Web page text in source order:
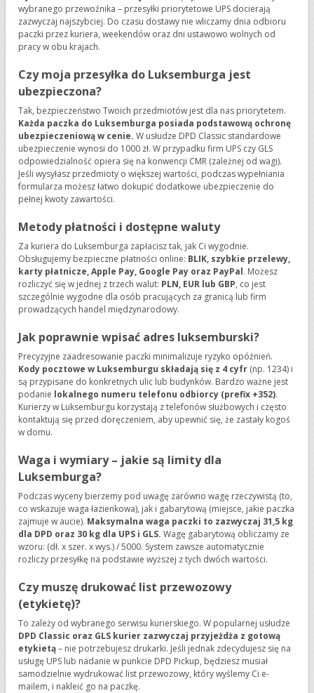
wybranego przewoźnika – przesyłki priorytetowe UPS docierają
zazwyczaj najszybciej. Do czasu dostawy nie wliczamy dnia odbioru
paczki przez kuriera, weekendów oraz dni ustawowo wolnych od
pracy w obu krajach.
Czy moja przesyłka do Luksemburga jest
ubezpieczona?
Tak, bezpieczeństwo Twoich przedmiotów jest dla nas priorytetem.
Każda paczka do Luksemburga posiada podstawową ochronę
ubezpieczeniową w cenie. W usłudze DPD Classic standardowe
ubezpieczenie wynosi do 1000 zł. W przypadku firm UPS czy GLS
odpowiedzialność opiera się na konwencji CMR (zależnej od wagi).
Jeśli wysyłasz przedmioty o większej wartości, podczas wypełniania
formularza możesz łatwo dokupić dodatkowe ubezpieczenie do
pełnej kwoty zawartości.
Metody płatności i dostępne waluty
Za kuriera do Luksemburga zapłacisz tak, jak Ci wygodnie.
Obsługujemy bezpieczne płatności online: BLIK, szybkie przelewy,
karty płatnicze, Apple Pay, Google Pay oraz PayPal. Możesz
rozliczyć się w jednej z trzech walut: PLN, EUR lub GBP, co jest
szczególnie wygodne dla osób pracujących za granicą lub firm
prowadzących handel międzynarodowy.
Jak poprawnie wpisać adres luksemburski?
Precyzyjne zaadresowanie paczki minimalizuje ryzyko opóźnień.
Kody pocztowe w Luksemburgu składają się z 4 cyfr (np. 1234) i
są przypisane do konkretnych ulic lub budynków. Bardzo ważne jest
podanie lokalnego numeru telefonu odbiorcy (prefix +352).
Kurierzy w Luksemburgu korzystają z telefonów służbowych i często
kontaktują się przed doręczeniem, aby upewnić się, że zastały kogoś
w domu.
Waga i wymiary – jakie są limity dla
Luksemburga?
Podczas wyceny bierzemy pod uwagę zarówno wagę rzeczywistą (to,
co wskazuje waga łazienkowa), jak i gabarytową (miejsce, jakie paczka
zajmuje w aucie). Maksymalna waga paczki to zazwyczaj 31,5 kg
dla DPD oraz 30 kg dla UPS i GLS. Wagę gabarytową obliczamy ze
wzoru: (dł. x szer. x wys.) / 5000. System zawsze automatycznie
rozliczy przesyłkę na podstawie wyższej z tych dwóch wartości.
Czy muszę drukować list przewozowy
(etykietę)?
To zależy od wybranego serwisu kurierskiego. W popularnej usłudze
DPD Classic oraz GLS kurier zazwyczaj przyjeżdża z gotową
etykietą– nie potrzebujesz drukarki. Jeśli jednak zdecydujesz się na
usługę UPS lub nadanie w punkcie DPD Pickup, będziesz musiał
samodzielnie wydrukować list przewozowy, który wyślemy Ci e-
mailem, i nakleić go na paczkę.